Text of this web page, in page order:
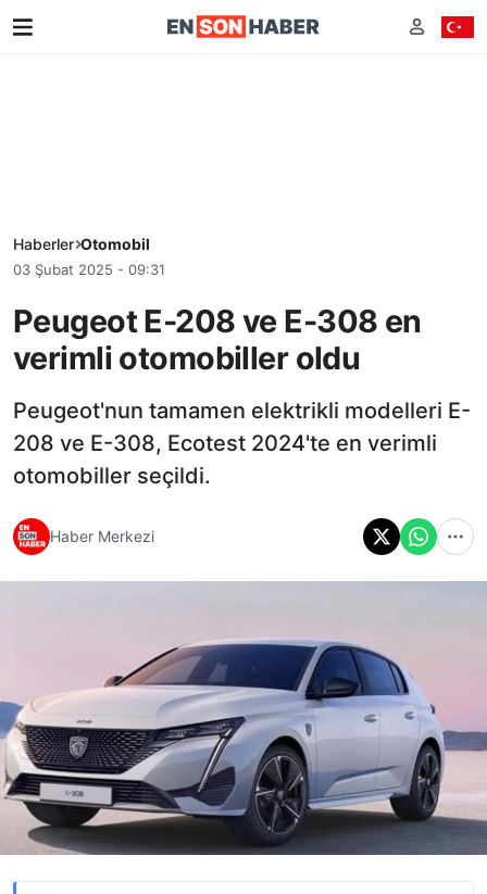
Haberler Otomobil
03 Şubat 2025 - 09:31
Peugeot E-208 ve E-308 en
verimli otomobiller oldu
Peugeot'nun tamamen elektrikli modelleri E-
208 ve E-308, Ecotest 2024'te en verimli
otomobiller seçildi.
Haber Merkezi